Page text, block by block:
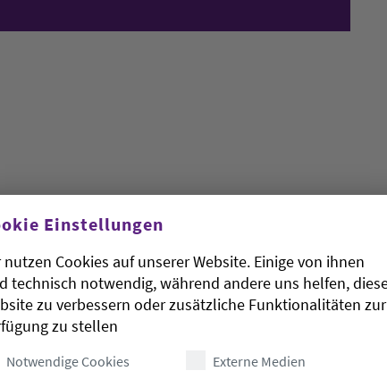
Thomas Herzfeld hat die bei den
Haltung als problematisch bezeichnet.
rückgängig zu machen, setzten die Bauern
von Agrardieselsubventionen und Kfz-
sagte Herzfeld der Bremerhavener Nordsee
Instituts für Agrarentwicklung in
Einstellungen
nutzen Cookies auf unserer Website. Einige von ihnen
technisch notwendig, während andere uns helfen,
zu verbessern oder zusätzliche Funktionalitäten zur
zu stellen
Notwendige Cookies Externe Medien